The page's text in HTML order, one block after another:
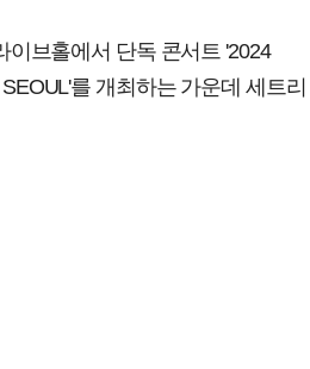
브홀에서 단독 콘서트 '2024
를 개최하는 가운데 세트리